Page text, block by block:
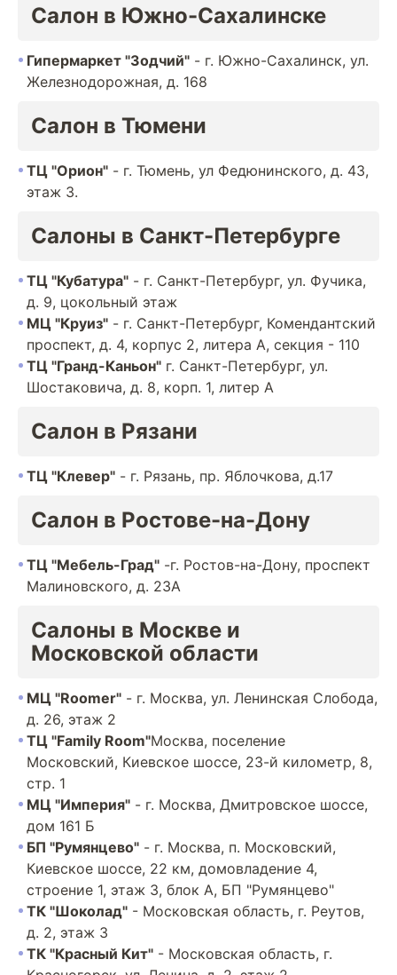
Салон в Южно-Сахалинске
Гипермаркет "Зодчий" - г. Южно-Сахалинск, ул.
Железнодорожная, д. 168
Салон в Тюмени
ТЦ "Орион" - г. Тюмень, ул Федюнинского, д. 43,
этаж 3.
Салоны в Санкт-Петербурге
ТЦ "Кубатура" - г. Санкт-Петербург, ул. Фучика,
д. 9, цокольный этаж
МЦ "Круиз" - г. Санкт-Петербург, Комендантский
проспект, д. 4, корпус 2, литера А, секция - 110
ТЦ "Гранд-Каньон" г. Санкт-Петербург, ул.
Шостаковича, д. 8, корп. 1, литер А
Салон в Рязани
ТЦ "Клевер" - г. Рязань, пр. Яблочкова, д.17
Салон в Ростове-на-Дону
ТЦ "Мебель-Град" -г. Ростов-на-Дону, проспект
Малиновского, д. 23А
Салоны в Москве и
Московской области
МЦ "Roomer" - г. Москва, ул. Ленинская Слобода,
д. 26, этаж 2
ТЦ "Family Room"Москва, поселение
Московский, Киевское шоссе, 23-й километр, 8,
стр. 1
МЦ "Империя" - г. Москва, Дмитровское шоссе,
дом 161 Б
БП "Румянцево" - г. Москва, п. Московский,
Киевское шоссе, 22 км, домовладение 4,
строение 1, этаж 3, блок А, БП "Румянцево"
ТК "Шоколад" - Московская область, г. Реутов,
д. 2, этаж 3
ТК "Красный Кит" - Московская область, г.